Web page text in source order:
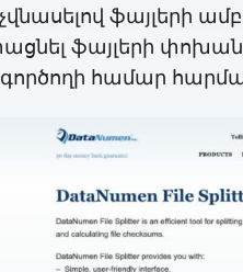
չվնասելով
ֆայլերի
համար հարմար